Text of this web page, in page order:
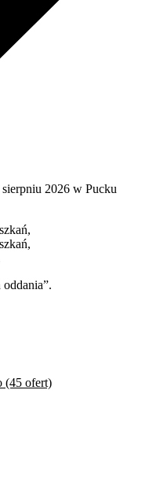
2026 w Pucku
(45 ofert)